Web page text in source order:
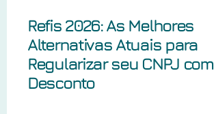
Refis 2026: As Melhores
Alternativas Atuais para
Regularizar seu CNPJ com
Desconto